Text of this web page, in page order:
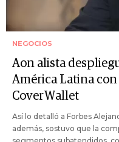
NEGOCIOS
Aon alista
América Latina
CoverWallet
Así lo detalló a Forbes
además, sostuvo que la